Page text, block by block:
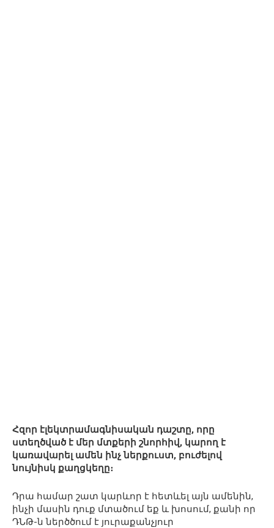
Հզոր էլեկտրամագնիսական դաշտը, որը
ստեղծված է մեր մտքերի շնորհիվ, կարող է
կառավարել ամեն ինչ ներքուստ, բուժելով
նույնիսկ քաղցկեղը։
Դրա համար շատ կարևոր է հետևել այն ամենին,
ինչի մասին դուք մտածում եք և խոսում, քանի որ
ԴՆԹ-ն ներծծում է յուրաքանչյուր